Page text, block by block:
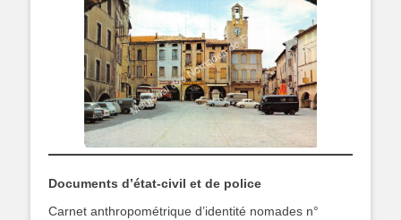
Documents d’état-civil et de police
Carnet anthropométrique d’identité nomades n°